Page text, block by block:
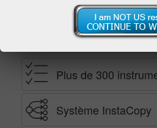
Plus de 300
Système InstaCopy